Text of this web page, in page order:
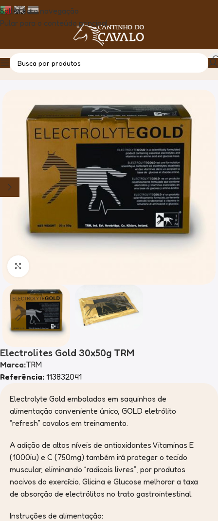
Saltar para navegação
Pular para o conteúdo principal
Casa Produto Electrolites Gold 30x50g TRM
Clique para ampliar
Electrolites Gold 30x50g TRM
Marca:TRM
Referência: 113832041
Electrolyte Gold embalados em saquinhos de
alimentação conveniente único, GOLD eletrólito
“refresh” cavalos em treinamento.
A adição de altos níveis de antioxidantes Vitaminas E
(1000iu) e C (750mg) também irá proteger o tecido
muscular, eliminando “radicais livres”, por produtos
nocivos do exercício. Glicina e Glucose melhorar a taxa
de absorção de electrólitos no trato gastrointestinal.
Instruções de alimentação: